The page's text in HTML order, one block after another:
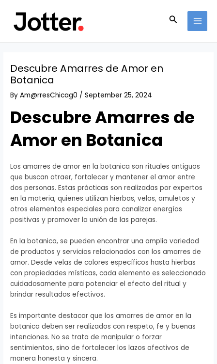
content
Search
Descubre Amarres de Amor en
Botanica
ByAm@rresChicag0 /September 25, 2024
Descubre Amarres de
Amor en Botanica
Los amarres de amor en la botanica son rituales antiguos
que buscan atraer, fortalecer y mantener el amor entre
dos personas. Estas prácticas son realizadas por expertos
en la materia, quienes utilizan hierbas, velas, amuletos y
otros elementos especiales para canalizar energías
positivas y promover la unión de las parejas.
En la botanica, se pueden encontrar una amplia variedad
de productos y servicios relacionados con los amarres de
amor. Desde velas de colores específicos hasta hierbas
con propiedades místicas, cada elemento es seleccionado
cuidadosamente para potenciar el efecto del ritual y
brindar resultados efectivos.
Es importante destacar que los amarres de amor en la
botanica deben ser realizados con respeto, fe y buenas
intenciones. No se trata de manipular o forzar
sentimientos, sino de fortalecer los lazos afectivos de
manera honesta y sincera.
navigation